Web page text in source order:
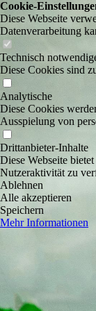
Cookie-
Diese Webseite
Datenverarbeitung
Technisch
Diese Cookies sind
Analytische
Diese Cookies
Ausspielung von
Drittanbieter-Inhalte
Diese Webseite
Nutzeraktivität zu
Ablehnen
Alle akzeptieren
Speichern
Mehr Informationen